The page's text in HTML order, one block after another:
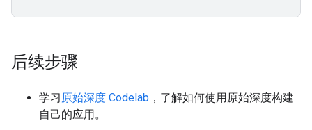
后续步骤
学习原始深度 Codelab ，了解如何使用原始深度构建
自己的应用。